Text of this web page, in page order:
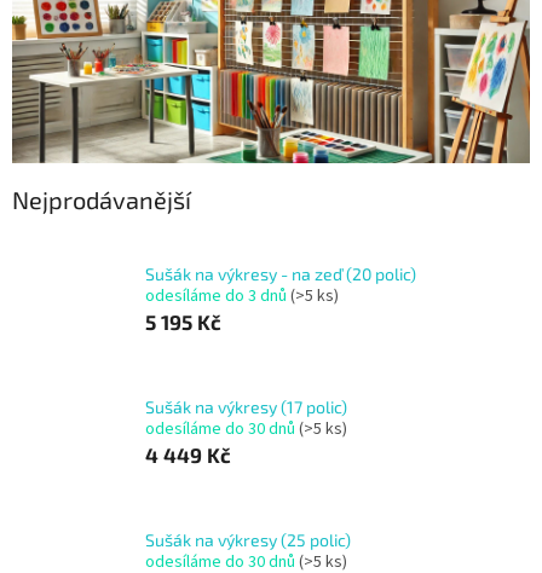
Nejprodávanější
Sušák na výkresy - na zeď (20 polic)
odesíláme do 3 dnů (>5 ks)
5 195 Kč
Sušák na výkresy (17 polic)
odesíláme do 30 dnů (>5 ks)
4 449 Kč
Sušák na výkresy (25 polic)
odesíláme do 30 dnů (>5 ks)